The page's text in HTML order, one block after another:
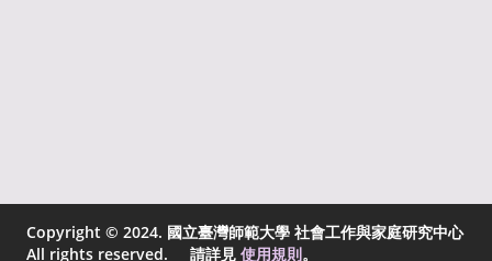
Copyright © 2024. 國立臺灣師範大學 社會工作與家庭研究中心
All rights reserved. 請詳見 使用規則。